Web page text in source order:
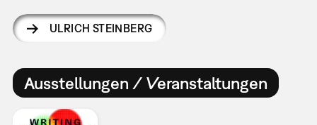
ULRICH STEINBERG
Ausstellungen / Veranstaltungen